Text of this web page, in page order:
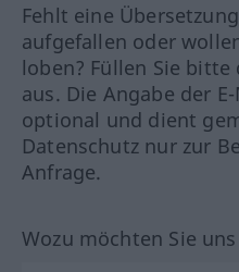
Fehlt eine
aufgefallen oder
loben? Füllen Sie bitte
aus. Die Angabe der
optional und dient
Datenschutz nur zur
Anfrage.
Wozu möchten Sie